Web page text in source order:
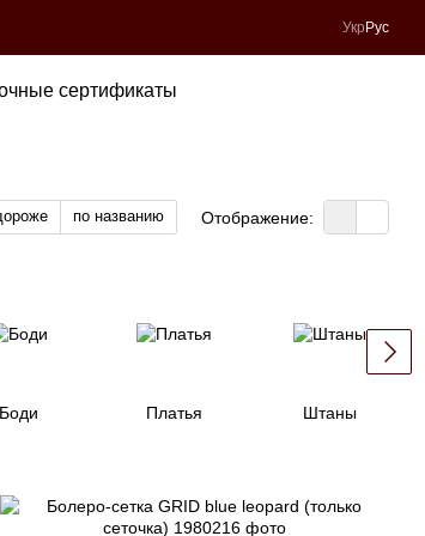
Укр Рус
сертификаты
по названию Отображение:
Боди Платья Штаны